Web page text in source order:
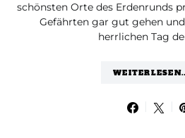
schönsten Orte des Erdenrunds
Gefährten gar gut gehen
herrlichen Tag